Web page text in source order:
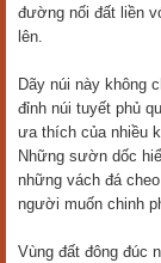
đường nối đất liền
lên.
Dãy núi này không
đỉnh núi tuyết phủ
ưa thích của nhiều
Những sườn dốc
những vách đá
người muốn chinh
Vùng đất đông đúc